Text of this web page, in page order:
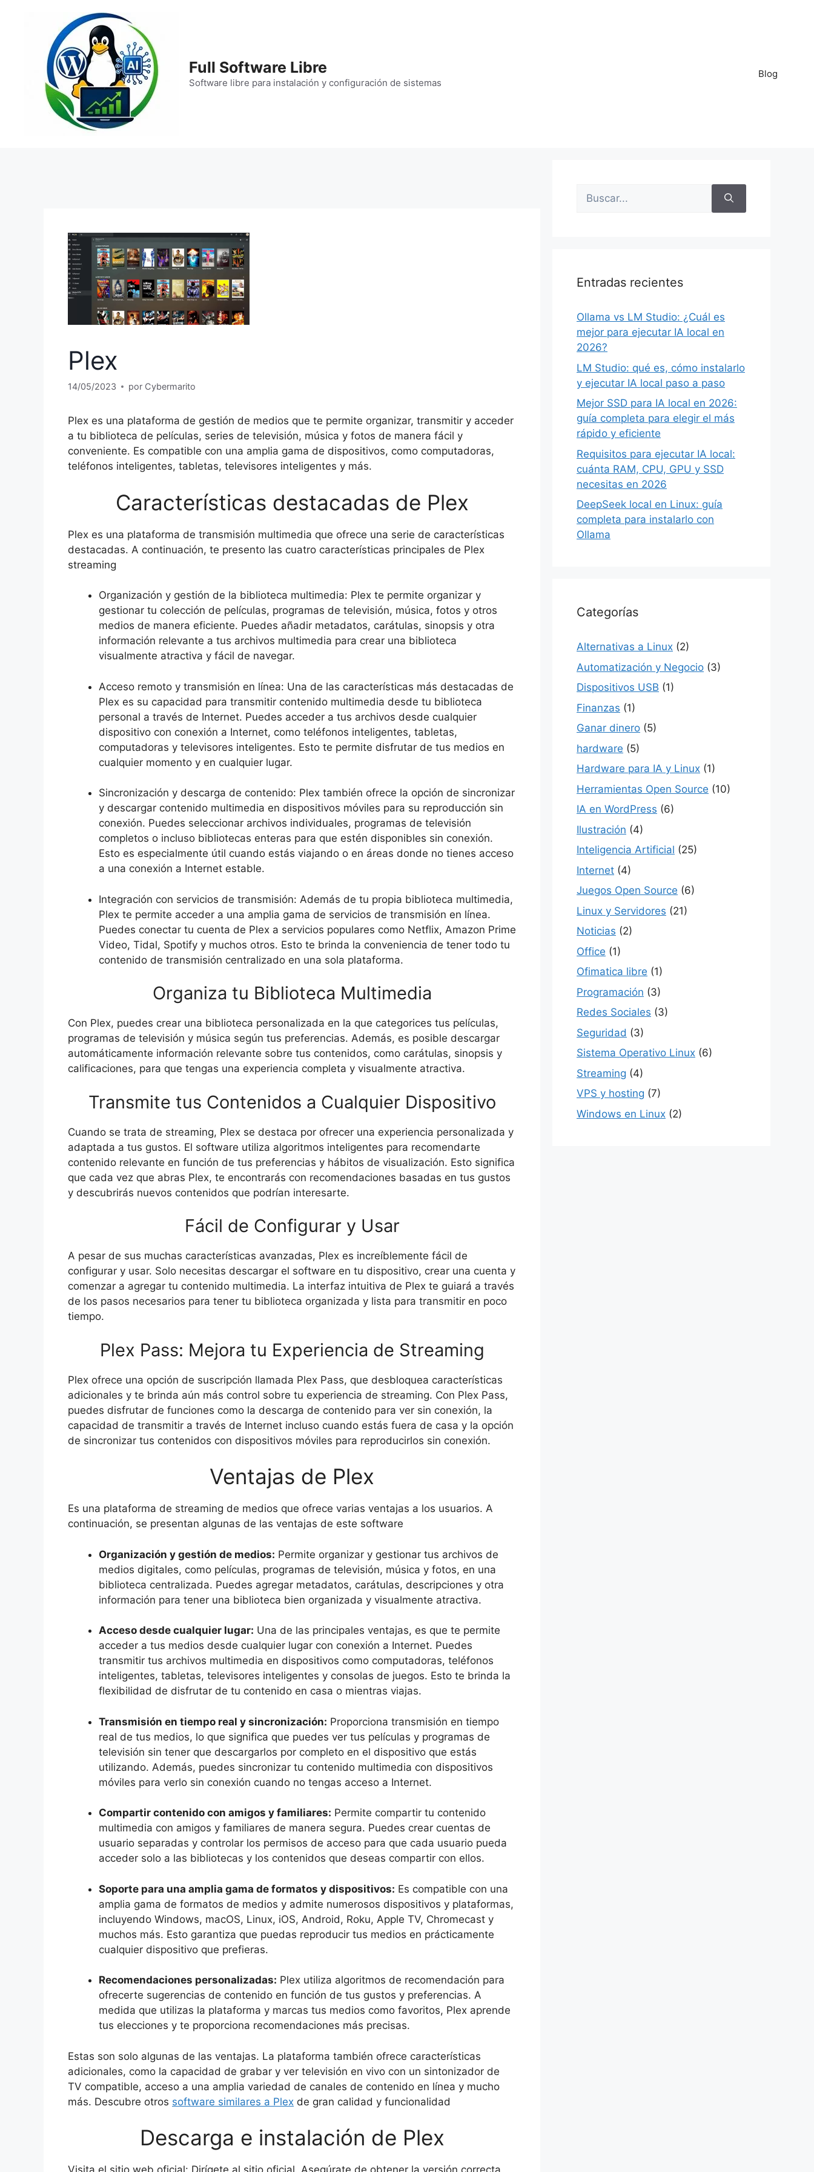
Full Software Libre
Software libre para instalación y configuración de sistemas
Blog
Plex
14/05/2023 por Cybermarito
Plex es una plataforma de gestión de medios que te permite organizar, transmitir y acceder
a tu biblioteca de películas, series de televisión, música y fotos de manera fácil y
conveniente. Es compatible con una amplia gama de dispositivos, como computadoras,
teléfonos inteligentes, tabletas, televisores inteligentes y más.
Características destacadas de Plex
Plex es una plataforma de transmisión multimedia que ofrece una serie de características
destacadas. A continuación, te presento las cuatro características principales de Plex
streaming
Organización y gestión de la biblioteca multimedia: Plex te permite organizar y
gestionar tu colección de películas, programas de televisión, música, fotos y otros
medios de manera eficiente. Puedes añadir metadatos, carátulas, sinopsis y otra
información relevante a tus archivos multimedia para crear una biblioteca
visualmente atractiva y fácil de navegar.
Acceso remoto y transmisión en línea: Una de las características más destacadas de
Plex es su capacidad para transmitir contenido multimedia desde tu biblioteca
personal a través de Internet. Puedes acceder a tus archivos desde cualquier
dispositivo con conexión a Internet, como teléfonos inteligentes, tabletas,
computadoras y televisores inteligentes. Esto te permite disfrutar de tus medios en
cualquier momento y en cualquier lugar.
Sincronización y descarga de contenido: Plex también ofrece la opción de sincronizar
y descargar contenido multimedia en dispositivos móviles para su reproducción sin
conexión. Puedes seleccionar archivos individuales, programas de televisión
completos o incluso bibliotecas enteras para que estén disponibles sin conexión.
Esto es especialmente útil cuando estás viajando o en áreas donde no tienes acceso
a una conexión a Internet estable.
Integración con servicios de transmisión: Además de tu propia biblioteca multimedia,
Plex te permite acceder a una amplia gama de servicios de transmisión en línea.
Puedes conectar tu cuenta de Plex a servicios populares como Netflix, Amazon Prime
Video, Tidal, Spotify y muchos otros. Esto te brinda la conveniencia de tener todo tu
contenido de transmisión centralizado en una sola plataforma.
Organiza tu Biblioteca Multimedia
Con Plex, puedes crear una biblioteca personalizada en la que categorices tus películas,
programas de televisión y música según tus preferencias. Además, es posible descargar
automáticamente información relevante sobre tus contenidos, como carátulas, sinopsis y
calificaciones, para que tengas una experiencia completa y visualmente atractiva.
Transmite tus Contenidos a Cualquier Dispositivo
Cuando se trata de streaming, Plex se destaca por ofrecer una experiencia personalizada y
adaptada a tus gustos. El software utiliza algoritmos inteligentes para recomendarte
contenido relevante en función de tus preferencias y hábitos de visualización. Esto significa
que cada vez que abras Plex, te encontrarás con recomendaciones basadas en tus gustos
y descubrirás nuevos contenidos que podrían interesarte.
Fácil de Configurar y Usar
A pesar de sus muchas características avanzadas, Plex es increíblemente fácil de
configurar y usar. Solo necesitas descargar el software en tu dispositivo, crear una cuenta y
comenzar a agregar tu contenido multimedia. La interfaz intuitiva de Plex te guiará a través
de los pasos necesarios para tener tu biblioteca organizada y lista para transmitir en poco
tiempo.
Plex Pass: Mejora tu Experiencia de Streaming
Plex ofrece una opción de suscripción llamada Plex Pass, que desbloquea características
adicionales y te brinda aún más control sobre tu experiencia de streaming. Con Plex Pass,
puedes disfrutar de funciones como la descarga de contenido para ver sin conexión, la
capacidad de transmitir a través de Internet incluso cuando estás fuera de casa y la opción
de sincronizar tus contenidos con dispositivos móviles para reproducirlos sin conexión.
Ventajas de Plex
Es una plataforma de streaming de medios que ofrece varias ventajas a los usuarios. A
continuación, se presentan algunas de las ventajas de este software
Organización y gestión de medios: Permite organizar y gestionar tus archivos de
medios digitales, como películas, programas de televisión, música y fotos, en una
biblioteca centralizada. Puedes agregar metadatos, carátulas, descripciones y otra
información para tener una biblioteca bien organizada y visualmente atractiva.
Acceso desde cualquier lugar: Una de las principales ventajas, es que te permite
acceder a tus medios desde cualquier lugar con conexión a Internet. Puedes
transmitir tus archivos multimedia en dispositivos como computadoras, teléfonos
inteligentes, tabletas, televisores inteligentes y consolas de juegos. Esto te brinda la
flexibilidad de disfrutar de tu contenido en casa o mientras viajas.
Transmisión en tiempo real y sincronización: Proporciona transmisión en tiempo
real de tus medios, lo que significa que puedes ver tus películas y programas de
televisión sin tener que descargarlos por completo en el dispositivo que estás
utilizando. Además, puedes sincronizar tu contenido multimedia con dispositivos
móviles para verlo sin conexión cuando no tengas acceso a Internet.
Compartir contenido con amigos y familiares: Permite compartir tu contenido
multimedia con amigos y familiares de manera segura. Puedes crear cuentas de
usuario separadas y controlar los permisos de acceso para que cada usuario pueda
acceder solo a las bibliotecas y los contenidos que deseas compartir con ellos.
Soporte para una amplia gama de formatos y dispositivos: Es compatible con una
amplia gama de formatos de medios y admite numerosos dispositivos y plataformas,
incluyendo Windows, macOS, Linux, iOS, Android, Roku, Apple TV, Chromecast y
muchos más. Esto garantiza que puedas reproducir tus medios en prácticamente
cualquier dispositivo que prefieras.
Recomendaciones personalizadas: Plex utiliza algoritmos de recomendación para
ofrecerte sugerencias de contenido en función de tus gustos y preferencias. A
medida que utilizas la plataforma y marcas tus medios como favoritos, Plex aprende
tus elecciones y te proporciona recomendaciones más precisas.
Estas son solo algunas de las ventajas. La plataforma también ofrece características
adicionales, como la capacidad de grabar y ver televisión en vivo con un sintonizador de
TV compatible, acceso a una amplia variedad de canales de contenido en línea y mucho
más. Descubre otros software similares a Plex de gran calidad y funcionalidad
Descarga e instalación de Plex
Buscar:
Entradas recientes
Ollama vs LM Studio: ¿Cuál es
mejor para ejecutar IA local en
2026?
LM Studio: qué es, cómo instalarlo
y ejecutar IA local paso a paso
Mejor SSD para IA local en 2026:
guía completa para elegir el más
rápido y eficiente
Requisitos para ejecutar IA local:
cuánta RAM, CPU, GPU y SSD
necesitas en 2026
DeepSeek local en Linux: guía
completa para instalarlo con
Ollama
Categorías
Alternativas a Linux (2)
Automatización y Negocio (3)
Dispositivos USB (1)
Finanzas (1)
Ganar dinero (5)
hardware (5)
Hardware para IA y Linux (1)
Herramientas Open Source (10)
IA en WordPress (6)
Ilustración (4)
Inteligencia Artificial (25)
Internet (4)
Juegos Open Source (6)
Linux y Servidores (21)
Noticias (2)
Office (1)
Ofimatica libre (1)
Programación (3)
Redes Sociales (3)
Seguridad (3)
Sistema Operativo Linux (6)
Streaming (4)
VPS y hosting (7)
Windows en Linux (2)